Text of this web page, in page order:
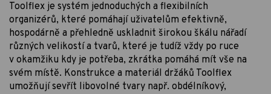
Toolflex je systém jednoduchých a flexibilních
organizérů, které pomáhají uživatelům efektivně,
hospodárně a přehledně uskladnit širokou škálu nářadí
různých velikostí a tvarů, které je tudíž vždy po ruce
v okamžiku kdy je potřeba, zkrátka pomáhá mít vše na
svém místě. Konstrukce a materiál držáků Toolflex
umožňují sevřít libovolné tvary např. obdélníkový,